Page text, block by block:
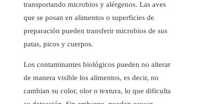
transportando microbios y alérgenos. Las aves
que se posan en alimentos o superficies de
preparación pueden transferir microbios de sus
patas, picos y cuerpos.
Los contaminantes biológicos pueden no alterar
de manera visible los alimentos, es decir, no
cambian su color, olor o textura, lo que dificulta